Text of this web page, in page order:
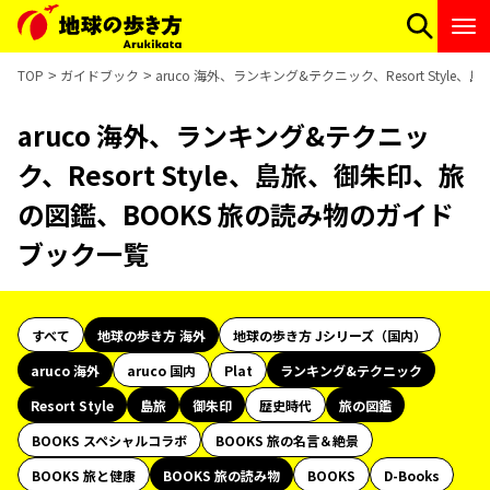
TOP ガイドブック aruco 海外、ランキング&テクニック、Resort Style、
aruco 海外、ランキング&テクニッ
ク、Resort Style、島旅、御朱印、旅
の図鑑、BOOKS 旅の読み物のガイド
ブック一覧
すべて 地球の歩き方 海外
地球の歩き方 Jシリーズ（国内）
aruco 海外
aruco 国内 Plat
ランキング&テクニック
Resort Style
島旅 御朱印 歴史時代
旅の図鑑
BOOKS スペシャルコラボ
BOOKS 旅の名言＆絶景
BOOKS 旅と健康
BOOKS 旅の読み物 BOOKS
D-Books